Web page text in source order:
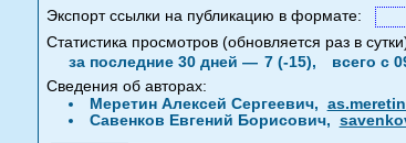
Экспорт ссылки на публикацию в формате:
Статистика просмотров (обновляется раз в
за последние 30 дней — 7 (-15), всего с
Сведения об авторах:
Меретин Алексей Сергеевич,
Савенков Евгений Борисович,